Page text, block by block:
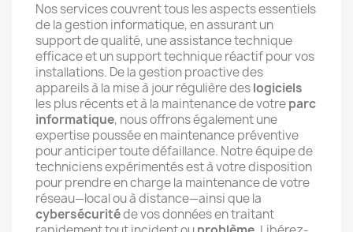
Nos services couvrent tous les aspects essentiels
de la gestion informatique, en assurant un
support de qualité, une assistance technique
efficace et un support technique réactif pour vos
installations. De la gestion proactive des
appareils à la mise à jour régulière deslogiciels
les plus récents et à la maintenance de votreparc
informatique, nous offrons également une
expertise poussée en maintenance préventive
pour anticiper toute défaillance. Notre équipe de
techniciens expérimentés est à votre disposition
pour prendre en charge la maintenance de votre
réseau—local ou à distance—ainsi que la
cybersécuritéde vos données en traitant